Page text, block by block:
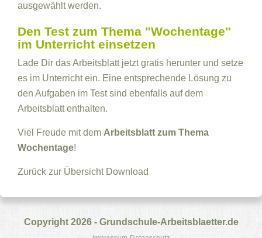
ausgewählt werden.
Den Test zum Thema "Wochentage"
im Unterricht einsetzen
Lade Dir das Arbeitsblatt jetzt gratis herunter und setze
es im Unterricht ein. Eine entsprechende Lösung zu
den Aufgaben im Test sind ebenfalls auf dem
Arbeitsblatt enthalten.
Viel Freude mit dem Arbeitsblatt zum Thema
Wochentage!
Zurück zur Übersicht Download
Copyright 2026 - Grundschule-Arbeitsblaetter.de